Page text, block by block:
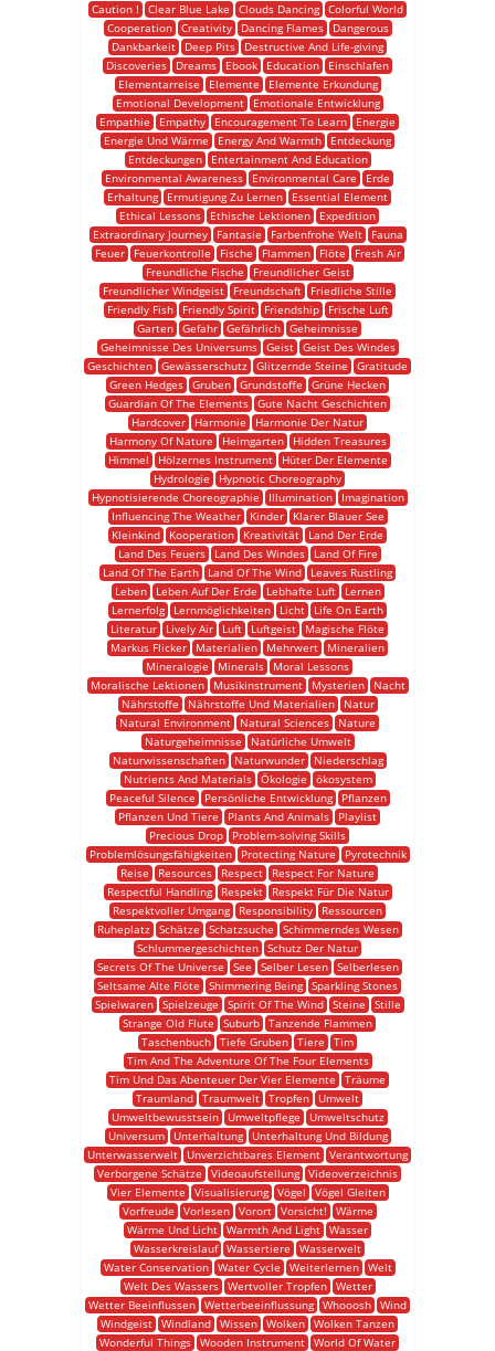
Caution !
Clear Blue Lake Clouds Dancing Colorful World
Cooperation
Creativity Dancing Flames
Dangerous
Dankbarkeit
Deep Pits
Destructive And Life-giving
Discoveries
Dreams Ebook Education
Einschlafen
Elementarreise
Elemente
Elemente Erkundung
Emotional Development
Emotionale Entwicklung
Empathie
Empathy Encouragement To Learn
Energie
Energie Und Wärme
Energy And Warmth
Entdeckung
Entdeckungen
Entertainment And Education
Environmental Awareness
Environmental Care
Erde
Erhaltung
Ermutigung Zu Lernen
Essential Element
Ethical Lessons
Ethische Lektionen
Expedition
Extraordinary Journey
Fantasie Farbenfrohe Welt
Fauna
Feuer
Feuerkontrolle Fische Flammen Flöte
Fresh Air
Freundliche Fische
Freundlicher Geist
Freundlicher Windgeist
Freundschaft
Friedliche Stille
Friendly Fish
Friendly Spirit Friendship
Frische Luft
Garten Gefahr Gefährlich Geheimnisse
Geheimnisse Des Universums
Geist
Geist Des Windes
Geschichten Gewässerschutz Glitzernde Steine
Gratitude
Green Hedges Gruben Grundstoffe
Grüne Hecken
Guardian Of The Elements Gute Nacht Geschichten
Hardcover
Harmonie
Harmonie Der Natur
Harmony Of Nature
Heimgarten
Hidden Treasures
Himmel
Hölzernes Instrument
Hüter Der Elemente
Hydrologie
Hypnotic Choreography
Hypnotisierende Choreographie
Illumination
Imagination
Influencing The Weather
Kinder
Klarer Blauer See
Kleinkind
Kooperation Kreativität
Land Der Erde
Land Des Feuers
Land Des Windes
Land Of Fire
Land Of The Earth
Land Of The Wind
Leaves Rustling
Leben
Leben Auf Der Erde Lebhafte Luft
Lernen
Lernerfolg
Lernmöglichkeiten Licht
Life On Earth
Literatur
Lively Air Luft Luftgeist
Magische Flöte
Markus Flicker
Materialien Mehrwert
Mineralien
Mineralogie
Minerals
Moral Lessons
Moralische Lektionen
Musikinstrument Mysterien
Nacht
Nährstoffe
Nährstoffe Und Materialien
Natur
Natural Environment
Natural Sciences
Nature
Naturgeheimnisse
Natürliche Umwelt
Naturwissenschaften
Naturwunder
Niederschlag
Nutrients And Materials
Ökologie
ökosystem
Peaceful Silence
Persönliche Entwicklung
Pflanzen
Pflanzen Und Tiere
Plants And Animals
Playlist
Precious Drop
Problem-solving Skills
Problemlösungsfähigkeiten
Protecting Nature
Pyrotechnik
Reise
Resources Respect
Respect For Nature
Respectful Handling
Respekt
Respekt Für Die Natur
Respektvoller Umgang
Responsibility
Ressourcen
Ruheplatz
Schätze Schatzsuche
Schimmerndes Wesen
Schlummergeschichten Schutz Der Natur
Secrets Of The Universe
See Selber Lesen
Selberlesen
Seltsame Alte Flöte
Shimmering Being Sparkling Stones
Spielwaren
Spielzeuge Spirit Of The Wind Steine
Stille
Strange Old Flute
Suburb Tanzende Flammen
Taschenbuch Tiefe Gruben Tiere
Tim
Tim And The Adventure Of The Four Elements
Tim Und Das Abenteuer Der Vier Elemente
Träume
Traumland Traumwelt Tropfen
Umwelt
Umweltbewusstsein
Umweltpflege
Umweltschutz
Universum
Unterhaltung
Unterhaltung Und Bildung
Unterwasserwelt
Unverzichtbares Element Verantwortung
Verborgene Schätze
Videoaufstellung Videoverzeichnis
Vier Elemente
Visualisierung Vögel
Vögel Gleiten
Vorfreude
Vorlesen Vorort Vorsicht!
Wärme
Wärme Und Licht Warmth And Light Wasser
Wasserkreislauf Wassertiere
Wasserwelt
Water Conservation
Water Cycle Weiterlernen
Welt
Welt Des Wassers
Wertvoller Tropfen
Wetter
Wetter Beeinflussen Wetterbeeinflussung Whooosh Wind
Windgeist Windland Wissen Wolken Wolken Tanzen
Wonderful Things Wooden Instrument World Of Water